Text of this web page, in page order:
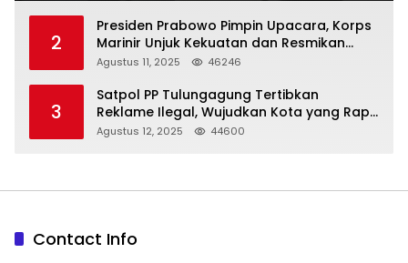
2
Presiden Prabowo Pimpin Upacara, Korps
Marinir Unjuk Kekuatan dan Resmikan
Struktur Baru
Agustus 11, 2025 46246
3
Satpol PP Tulungagung Tertibkan
Reklame Ilegal, Wujudkan Kota yang Rapi
dan Indah
Agustus 12, 2025 44600
Contact Info